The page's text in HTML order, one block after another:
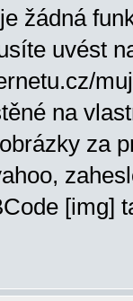
žádná
uvést
na
za
[img]